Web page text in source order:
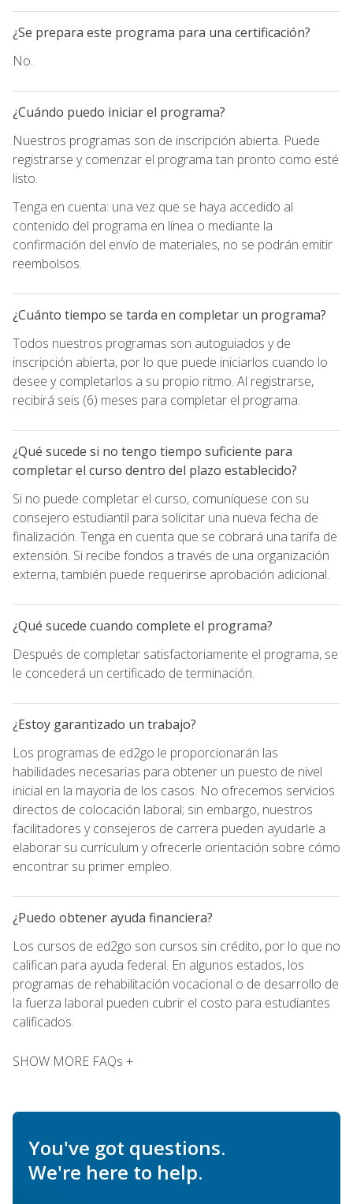
¿Se prepara este programa para una certificación?
No.
¿Cuándo puedo iniciar el programa?
Nuestros programas son de inscripción abierta. Puede
registrarse y comenzar el programa tan pronto como esté
listo.
Tenga en cuenta: una vez que se haya accedido al
contenido del programa en línea o mediante la
confirmación del envío de materiales, no se podrán emitir
reembolsos.
¿Cuánto tiempo se tarda en completar un programa?
Todos nuestros programas son autoguiados y de
inscripción abierta, por lo que puede iniciarlos cuando lo
desee y completarlos a su propio ritmo. Al registrarse,
recibirá seis (6) meses para completar el programa.
¿Qué sucede si no tengo tiempo suficiente para
completar el curso dentro del plazo establecido?
Si no puede completar el curso, comuníquese con su
consejero estudiantil para solicitar una nueva fecha de
finalización. Tenga en cuenta que se cobrará una tarifa de
extensión. Si recibe fondos a través de una organización
externa, también puede requerirse aprobación adicional.
¿Qué sucede cuando complete el programa?
Después de completar satisfactoriamente el programa, se
le concederá un certificado de terminación.
¿Estoy garantizado un trabajo?
Los programas de ed2go le proporcionarán las
habilidades necesarias para obtener un puesto de nivel
inicial en la mayoría de los casos. No ofrecemos servicios
directos de colocación laboral; sin embargo, nuestros
facilitadores y consejeros de carrera pueden ayudarle a
elaborar su currículum y ofrecerle orientación sobre cómo
encontrar su primer empleo.
¿Puedo obtener ayuda financiera?
Los cursos de ed2go son cursos sin crédito, por lo que no
califican para ayuda federal. En algunos estados, los
programas de rehabilitación vocacional o de desarrollo de
la fuerza laboral pueden cubrir el costo para estudiantes
calificados.
SHOW MORE FAQs +
You've got questions.
We're here to help.